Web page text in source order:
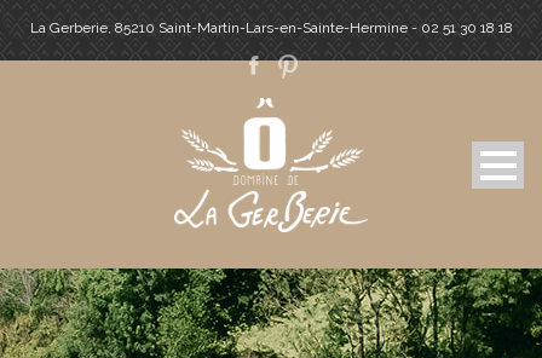
La Gerberie, 85210 Saint-Martin-Lars-en-Sainte-Hermine - 02 51 30 18 18